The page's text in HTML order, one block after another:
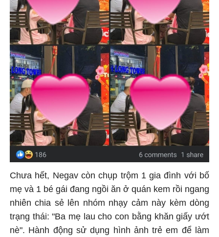
Chưa hết, Negav còn chụp trộm 1 gia đình với bố
mẹ và 1 bé gái đang ngồi ăn ở quán kem rồi ngang
nhiên chia sẻ lên nhóm nhạy cảm này kèm dòng
trạng thái: "Ba mẹ lau cho con bằng khăn giấy ướt
nè". Hành động sử dụng hình ảnh trẻ em để làm